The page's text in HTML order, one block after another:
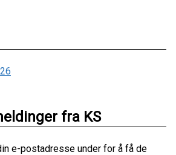
fra KS
e-postadresse under for å få de